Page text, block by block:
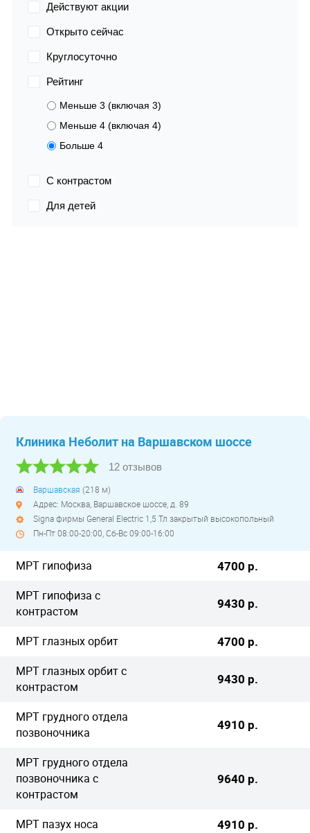
Действуют акции
Открыто сейчас
Круглосуточно
Рейтинг
Меньше 3 (включая 3)
Меньше 4 (включая 4)
Больше 4
С контрастом
Для детей
Клиника Неболит на Варшавском шоссе
12 отзывов
Варшавская (218 м)
Адрес: Москва, Варшавское шоссе, д. 89
Signa фирмы General Electric 1,5 Тл закрытый высокопольный
Пн-Пт 08:00-20:00, Сб-Вс 09:00-16:00
МРТ гипофиза 4700 р.
МРТ гипофиза с
контрастом
9430 р.
МРТ глазных орбит 4700 р.
МРТ глазных орбит с
контрастом
9430 р.
МРТ грудного отдела
позвоночника
4910 р.
МРТ грудного отдела
позвоночника с
контрастом
9640 р.
МРТ пазух носа 4910 р.